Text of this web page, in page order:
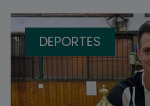
DEPORTES